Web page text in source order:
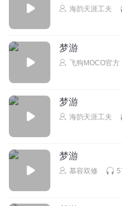
海韵天涯工夫
梦游
飞狗MOCO官方
梦游
海韵天涯工夫
梦游
慕容双修